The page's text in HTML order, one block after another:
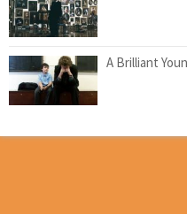
A Brilliant